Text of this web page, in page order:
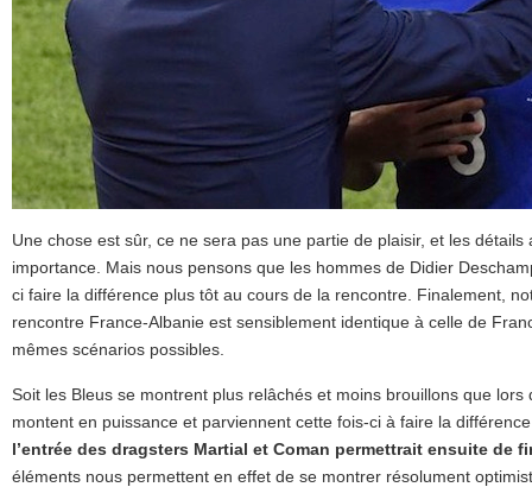
Une chose est sûr, ce ne sera pas une partie de plaisir, et les
importance. Mais nous pensons que les hommes de Didier
ci faire la différence plus tôt au cours de la rencontre. Finalement,
rencontre France-Albanie est sensiblement identique à celle de
mêmes scénarios possibles.
Soit les Bleus se montrent plus relâchés et moins brouillons que lors
montent en puissance et parviennent cette fois-ci à faire la
l’entrée des dragsters Martial et Coman permettrait ensuite de
éléments nous permettent en effet de se montrer résolument